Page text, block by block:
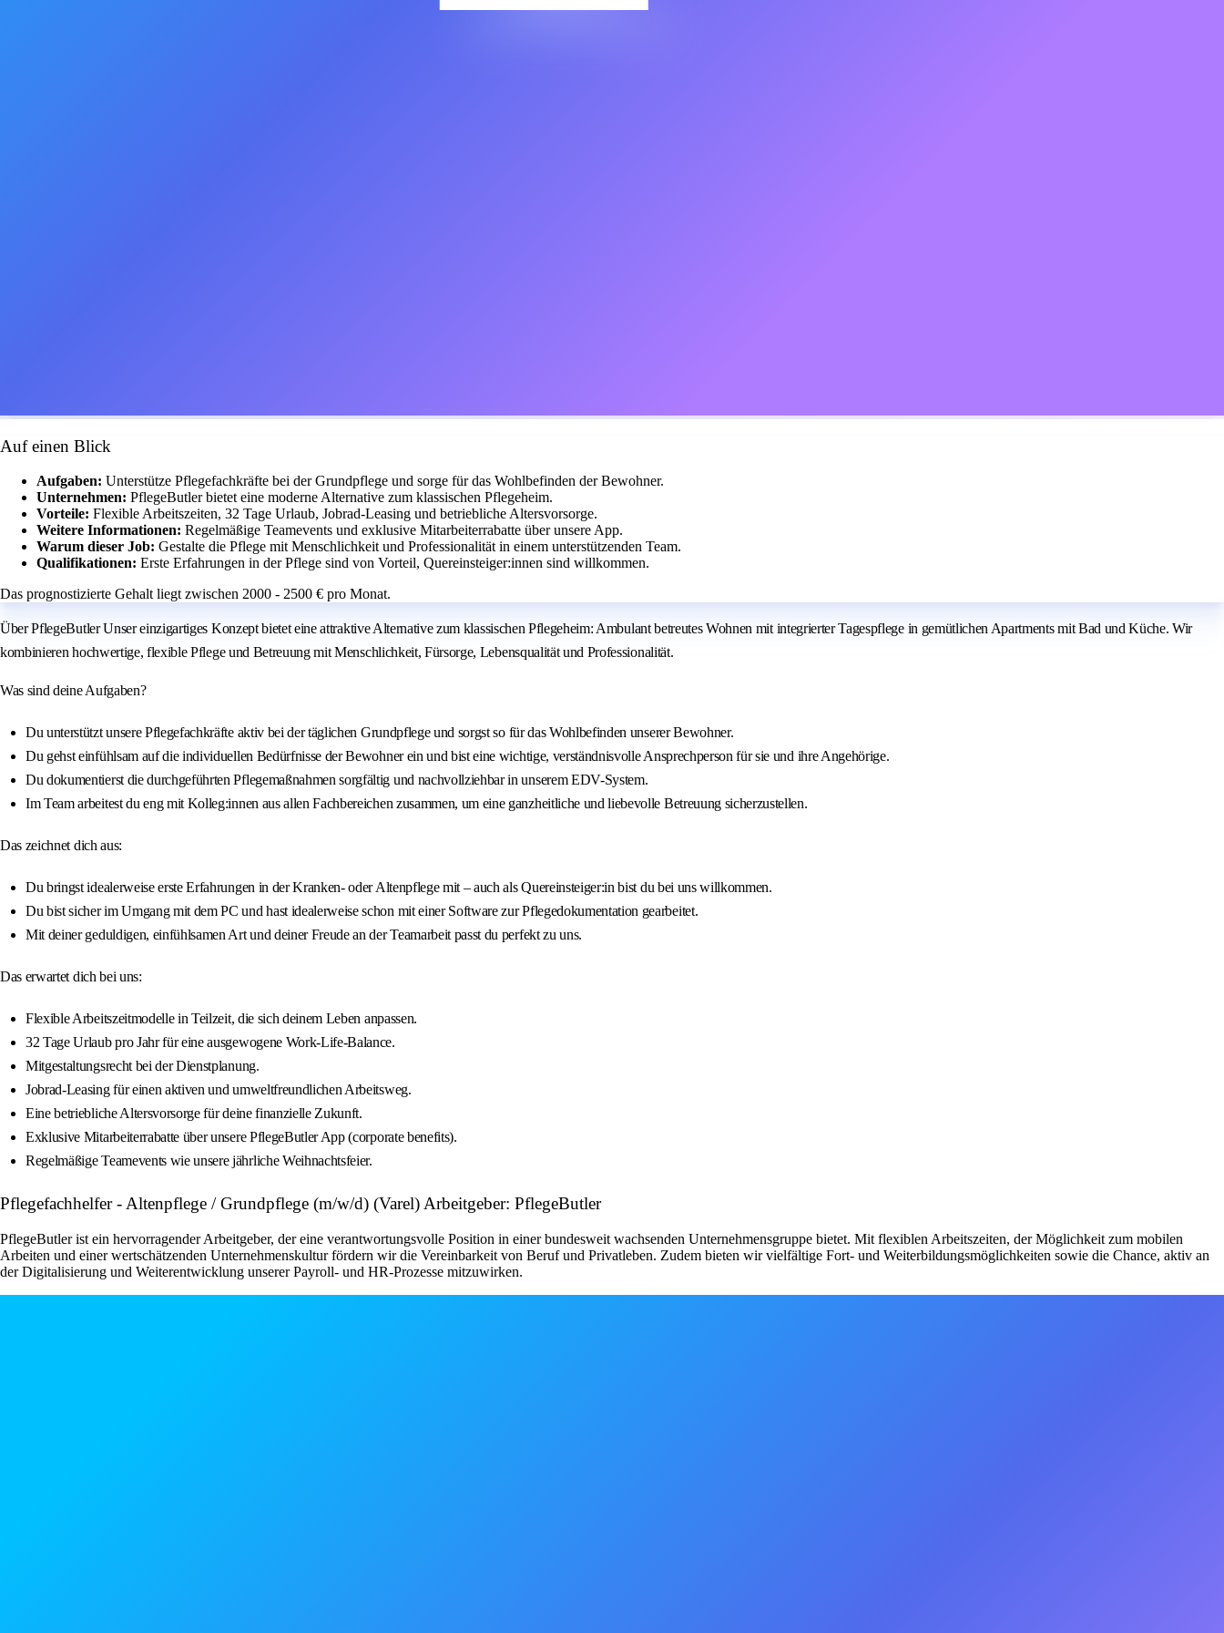
Auf einen Blick
Aufgaben: Unterstütze Pflegefachkräfte bei der Grundpflege und sorge für das Wohlbefinden der Bewohner.
Unternehmen: PflegeButler bietet eine moderne Alternative zum klassischen Pflegeheim.
Vorteile: Flexible Arbeitszeiten, 32 Tage Urlaub, Jobrad-Leasing und betriebliche Altersvorsorge.
Weitere Informationen: Regelmäßige Teamevents und exklusive Mitarbeiterrabatte über unsere App.
Warum dieser Job: Gestalte die Pflege mit Menschlichkeit und Professionalität in einem unterstützenden Team.
Qualifikationen: Erste Erfahrungen in der Pflege sind von Vorteil, Quereinsteiger:innen sind willkommen.
Das prognostizierte Gehalt liegt zwischen 2000 - 2500 € pro Monat.
Über PflegeButler Unser einzigartiges Konzept bietet eine attraktive Alternative zum klassischen Pflegeheim: Ambulant betreutes Wohnen mit integrierter Tagespflege in gemütlichen Apartments mit Bad und Küche. Wir
kombinieren hochwertige, flexible Pflege und Betreuung mit Menschlichkeit, Fürsorge, Lebensqualität und Professionalität.
Was sind deine Aufgaben?
Du unterstützt unsere Pflegefachkräfte aktiv bei der täglichen Grundpflege und sorgst so für das Wohlbefinden unserer Bewohner.
Du gehst einfühlsam auf die individuellen Bedürfnisse der Bewohner ein und bist eine wichtige, verständnisvolle Ansprechperson für sie und ihre Angehörige.
Du dokumentierst die durchgeführten Pflegemaßnahmen sorgfältig und nachvollziehbar in unserem EDV-System.
Im Team arbeitest du eng mit Kolleg:innen aus allen Fachbereichen zusammen, um eine ganzheitliche und liebevolle Betreuung sicherzustellen.
Das zeichnet dich aus:
Du bringst idealerweise erste Erfahrungen in der Kranken- oder Altenpflege mit – auch als Quereinsteiger:in bist du bei uns willkommen.
Du bist sicher im Umgang mit dem PC und hast idealerweise schon mit einer Software zur Pflegedokumentation gearbeitet.
Mit deiner geduldigen, einfühlsamen Art und deiner Freude an der Teamarbeit passt du perfekt zu uns.
Das erwartet dich bei uns:
Flexible Arbeitszeitmodelle in Teilzeit, die sich deinem Leben anpassen.
32 Tage Urlaub pro Jahr für eine ausgewogene Work-Life-Balance.
Mitgestaltungsrecht bei der Dienstplanung.
Jobrad-Leasing für einen aktiven und umweltfreundlichen Arbeitsweg.
Eine betriebliche Altersvorsorge für deine finanzielle Zukunft.
Exklusive Mitarbeiterrabatte über unsere PflegeButler App (corporate benefits).
Regelmäßige Teamevents wie unsere jährliche Weihnachtsfeier.
Pflegefachhelfer - Altenpflege / Grundpflege (m/w/d) (Varel) Arbeitgeber: PflegeButler
PflegeButler ist ein hervorragender Arbeitgeber, der eine verantwortungsvolle Position in einer bundesweit wachsenden Unternehmensgruppe bietet. Mit flexiblen Arbeitszeiten, der Möglichkeit zum mobilen
Arbeiten und einer wertschätzenden Unternehmenskultur fördern wir die Vereinbarkeit von Beruf und Privatleben. Zudem bieten wir vielfältige Fort- und Weiterbildungsmöglichkeiten sowie die Chance, aktiv an
der Digitalisierung und Weiterentwicklung unserer Payroll- und HR-Prozesse mitzuwirken.